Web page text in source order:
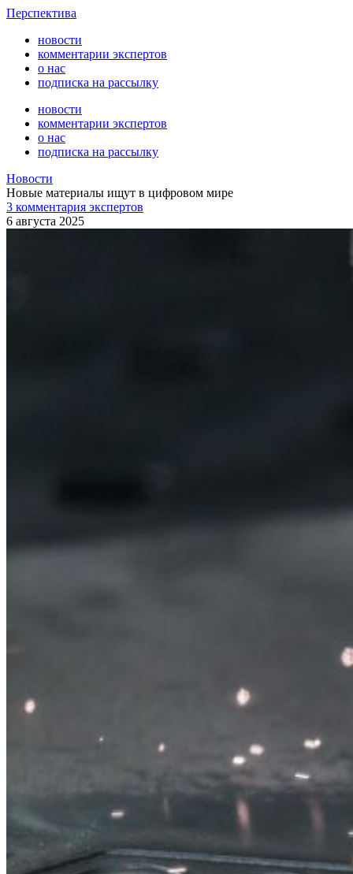
Перспектива
новости
комментарии экспертов
о нас
подписка на рассылку
новости
комментарии экспертов
о нас
подписка на рассылку
Новости
Новые материалы ищут в цифровом мире
3 комментария экспертов
6 августа 2025